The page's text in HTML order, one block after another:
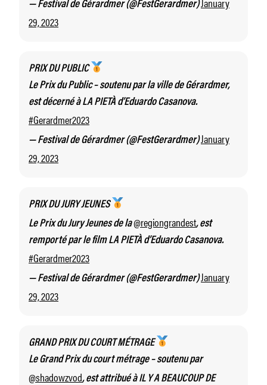
— Festival de Gérardmer (@FestGerardmer)
29, 2023
PRIX DU PUBLIC
Le Prix du Public – soutenu par la ville de Gérardmer,
est décerné à LA PIETÀ d’Eduardo Casanova.
#Gerardmer2023
— Festival de Gérardmer (@FestGerardmer)January
29, 2023
PRIX DU JURY JEUNES
Le Prix du Jury Jeunes de la@regiongrandest, est
remporté par le film LA PIETÀ d’Eduardo Casanova.
#Gerardmer2023
— Festival de Gérardmer (@FestGerardmer)January
29, 2023
GRAND PRIX DU COURT MÉTRAGE
Le Grand Prix du court métrage – soutenu par
@shadowzvod, est attribué à IL Y A BEAUCOUP DE